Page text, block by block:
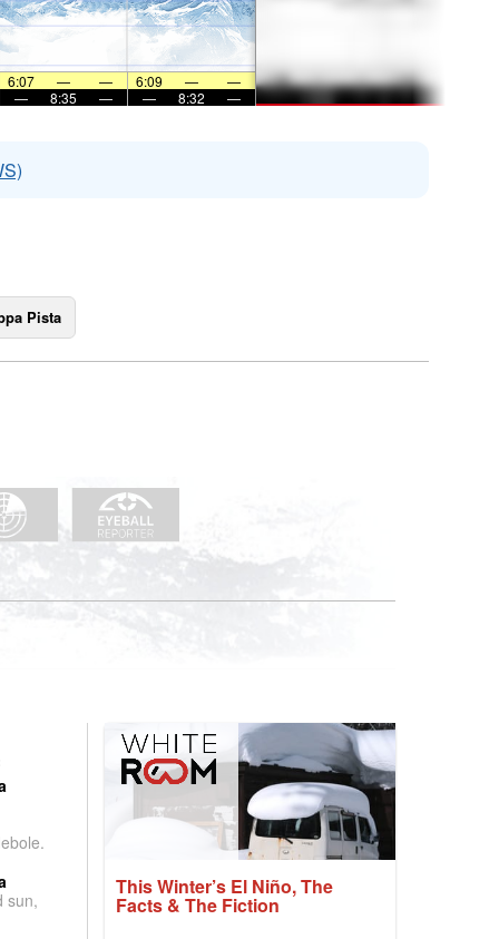
6:07 — — 6:09 —
—
— 8:35 — — 8:32 —
Pista
sun,
This Winter’s El Niño, The
Facts & The Fiction